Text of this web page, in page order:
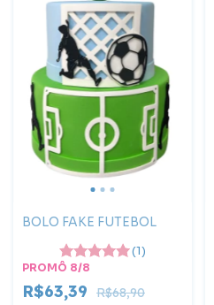
BOLO FAKE FUTEBOL
(1)
PROMÔ 8/8
R$63,39 R$68,90